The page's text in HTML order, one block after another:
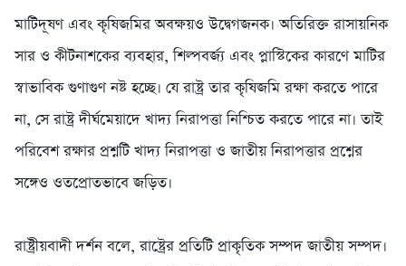
‎মাটিদূষণ এবং কৃষিজমির অবক্ষয়ও উদ্বেগজনক। অতিরিক্ত রাসায়নিক
সার ও কীটনাশকের ব্যবহার, শিল্পবর্জ্য এবং প্লাস্টিকের কারণে মাটির
স্বাভাবিক গুণাগুণ নষ্ট হচ্ছে। যে রাষ্ট্র তার কৃষিজমি রক্ষা করতে পারে
না, সে রাষ্ট্র দীর্ঘমেয়াদে খাদ্য নিরাপত্তা নিশ্চিত করতে পারে না। তাই
পরিবেশ রক্ষার প্রশ্নটি খাদ্য নিরাপত্তা ও জাতীয় নিরাপত্তার প্রশ্নের
সঙ্গেও ওতপ্রোতভাবে জড়িত।
‎রাষ্ট্রীয়বাদী দর্শন বলে, রাষ্ট্রের প্রতিটি প্রাকৃতিক সম্পদ জাতীয় সম্পদ।